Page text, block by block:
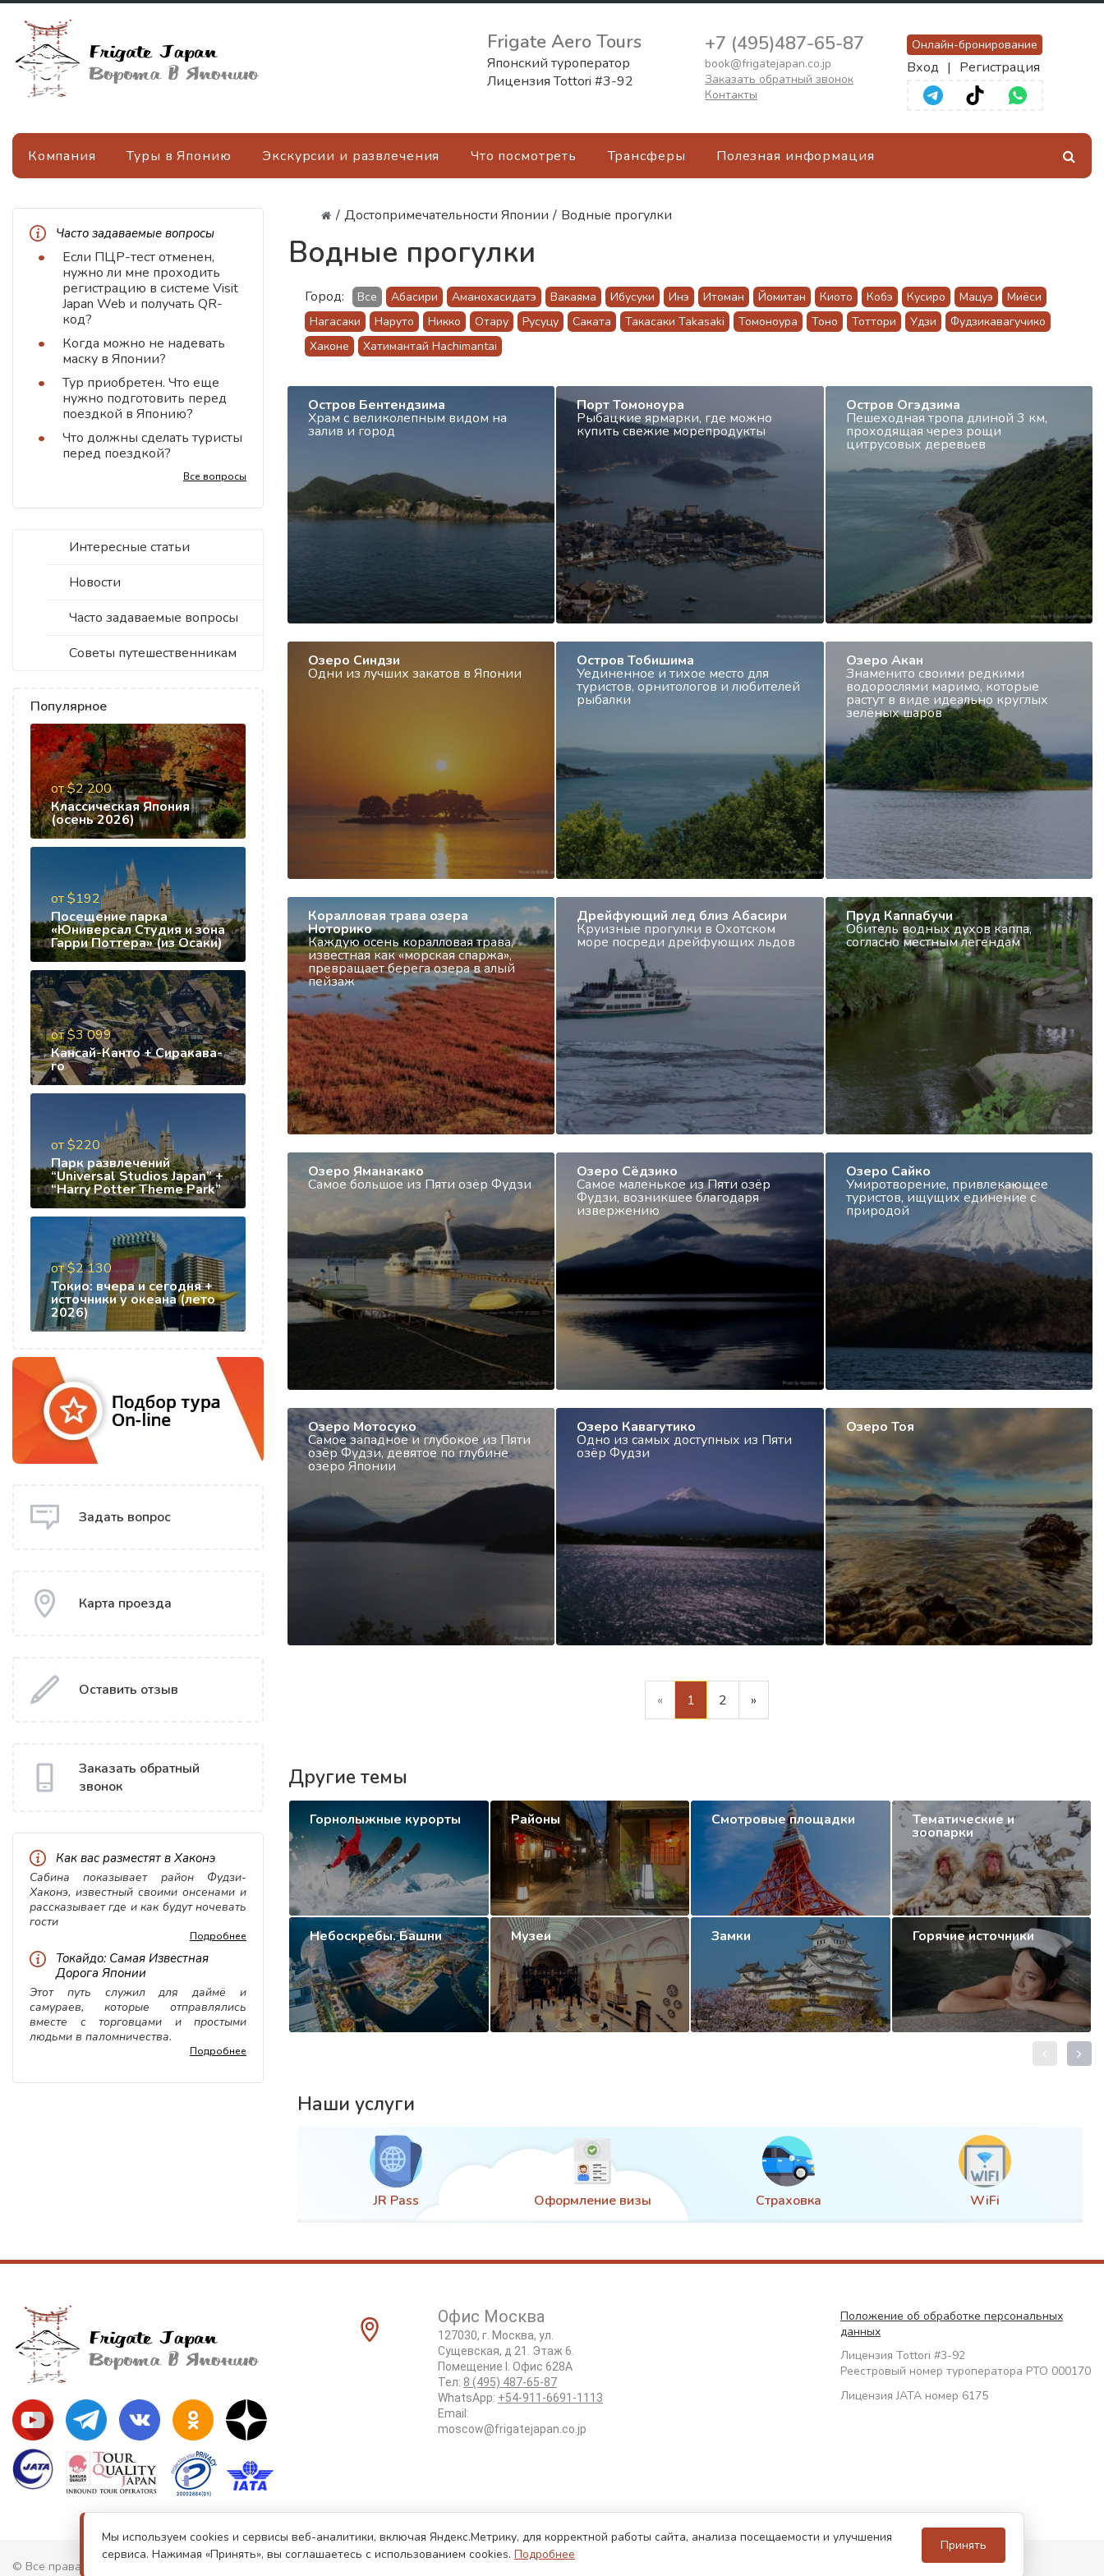
Frigate Aero Tours
Японский туроператор
Лицензия Tottori #3-92
+7 (495)487-65-87
book@frigatejapan.co.jp
Заказать обратный звонок
Контакты
Онлайн-бронирование
Вход | Регистрация
Компания Туры в Японию Экскурсии и развлечения Что посмотреть Трансферы Полезная информация
/ Достопримечательности Японии / Водные прогулки
Водные прогулки
Часто задаваемые вопросы
Если ПЦР-тест отменен,
нужно ли мне проходить
регистрацию в системе Visit
Japan Web и получать QR-
код?
Когда можно не надевать
маску в Японии?
Тур приобретен. Что еще
нужно подготовить перед
поездкой в Японию?
Что должны сделать туристы
перед поездкой?
Все вопросы
Интересные статьи
Новости
Часто задаваемые вопросы
Советы путешественникам
Популярное
от $2 200
Классическая Япония
(осень 2026)
от $192
Посещение парка
«Юниверсал Студия и зона
Гарри Поттера» (из Осаки)
от $3 099
Кансай-Канто + Сиракава-
го
от $220
Парк развлечений
“Universal Studios Japan” +
“Harry Potter Theme Park”
от $2 130
Токио: вчера и сегодня +
источники у океана (лето
2026)
Задать вопрос
Карта проезда
Оставить отзыв
Заказать обратный
звонок
Как вас разместят в Хаконэ
Сабина показывает район Фудзи-
Хаконэ, известный своими онсенами и
рассказывает где и как будут ночевать
гости
Подробнее
Токайдо: Самая Известная
Дорога Японии
Этот путь служил для даймё и
самураев, которые отправлялись
вместе с торговцами и простыми
людьми в паломничества.
Подробнее
Город: Все Абасири Аманохасидатэ Вакаяма Ибусуки Инэ Итоман Йомитан Киото Кобэ Кусиро Мацуэ
Миёси
Нагасаки
Наруто Никко Отару Русуцу Саката Такасаки Takasaki Томоноура Тоно Тоттори Удзи
Фудзикавагучико
Хаконе
Хатимантай Hachimantai
Остров Бентендзима
Храм c великолепным видом на
залив и город
Порт Томоноура
Рыбацкие ярмарки, где можно
купить свежие морепродукты
Остров Огэдзима
Пешеходная тропа длиной 3 км,
проходящая через рощи
цитрусовых деревьев
Озеро Синдзи
Одни из лучших закатов в Японии
Остров Тобишима
Уединенное и тихое место для
туристов, орнитологов и любителей
рыбалки
Озеро Акан
Знаменито своими редкими
водорослями маримо, которые
растут в виде идеально круглых
зелёных шаров
Коралловая трава озера
Ноторико
Каждую осень коралловая трава,
известная как «морская спаржа»,
превращает берега озера в алый
пейзаж
Дрейфующий лед близ Абасири
Круизные прогулки в Охотском
море посреди дрейфующих льдов
Пруд Каппабучи
Обитель водных духов каппа,
согласно местным легендам
Озеро Яманакако
Cамое большое из Пяти озёр Фудзи
Озеро Сёдзико
Самое маленькое из Пяти озёр
Фудзи, возникшее благодаря
извержению
Озеро Сайко
Умиротворение, привлекающее
туристов, ищущих единение с
природой
Озеро Мотосуко
Cамое западное и глубокое из Пяти
озёр Фудзи, девятое по глубине
озеро Японии
Озеро Кавагутико
Одно из самых доступных из Пяти
озёр Фудзи
Озеро Тоя
« 1 2 »
Другие темы
Горнолыжные курорты Районы Смотровые площадки Тематические и
зоопарки
Небоскребы. Башни Музеи Замки Горячие источники
Наши услуги
JR Pass Оформление визы Страховка WiFi
Офис Москва
127030, г. Москва, ул.
Сущевская, д 21. Этаж 6.
Помещение I. Офис 628А
Тел: 8 (495) 487-65-87
WhatsApp: +54-911-6691-1113
Email:
moscow@frigatejapan.co.jp
Положение об обработке персональных
данных
Лицензия Tottori #3-92
Реестровый номер туроператора РТО 000170
Лицензия JATA номер 6175
© Все права защищены. Информация сайта защищена законом об авторских правах.
Мы используем cookies и сервисы веб-аналитики, включая Яндекс.Метрику, для корректной работы сайта, анализа посещаемости и улучшения
сервиса. Нажимая «Принять», вы соглашаетесь с использованием cookies. Подробнее
Принять